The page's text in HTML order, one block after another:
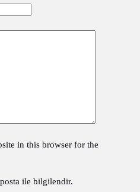
in this browser for the
ile bilgilendir.